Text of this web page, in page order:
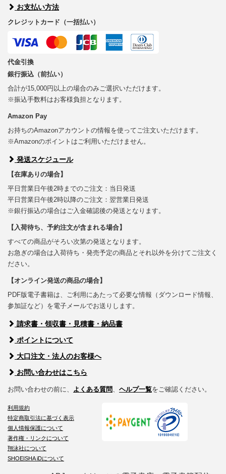
お支払い方法
クレジットカード（一括払い）
代金引換
銀行振込（前払い）
合計が15,000円以上の場合のみご選択いただけます。
※振込手数料はお客様負担となります。
Amazon Pay
お持ちのAmazonアカウントの情報を使ってご注文いただけます。
※Amazonのポイントはご利用いただけません。
発送スケジュール
【在庫ありの場合】
平日営業日午後2時までのご注文：当日発送
平日営業日午後2時以降のご注文：翌営業日発送
※銀行振込の場合はご入金確認後の発送となります。
【入荷待ち、予約注文が含まれる場合】
すべての商品がそろい次第の発送となります。
お急ぎの場合は入荷待ち・発売予定の商品とそれ以外を分けてご注文く
ださい。
【オンライン発送の商品の場合】
PDF版電子書籍は、ご利用にあたって必要な情報（ダウンロード情報、
参加証など）を電子メールでお送りします。
請求書・領収書・見積書・納品書
ポイントについて
大口注文・法人のお客様へ
お問い合わせはこちら
お問い合わせの前に、 よくある質問 ヘルプ一覧をご確認ください。
利用規約
特定商取引法に基づく表示
個人情報保護について
著作権・リンクについて
翔泳社について
SHOEISHA iDについて